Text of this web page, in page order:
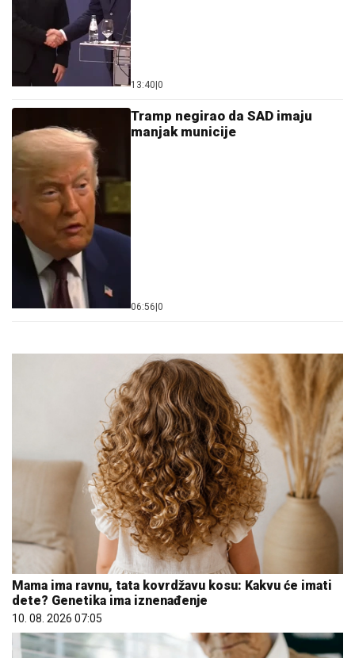
13:40 0
Tramp negirao da SAD imaju
manjak municije
06:56 0
Mama ima ravnu, tata kovrdžavu kosu: Kakvu će imati
dete? Genetika ima iznenađenje
10. 08. 2026 07:05